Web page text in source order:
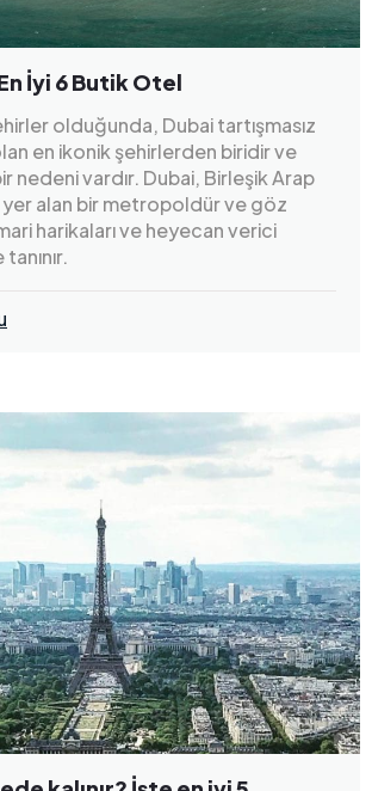
İyi 6 Butik Otel
olduğunda, Dubai tartışmasız
en ikonik şehirlerden biridir ve
nedeni vardır. Dubai, Birleşik Arap
alan bir metropoldür ve göz
harikaları ve heyecan verici